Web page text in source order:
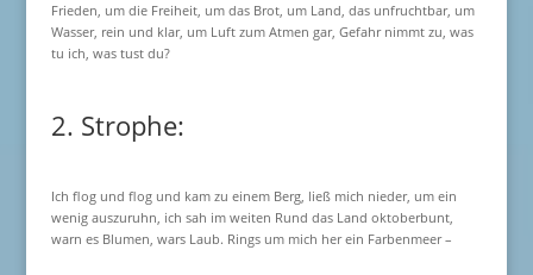
Frieden, um die Freiheit, um das Brot, um Land, das unfruchtbar, um
Wasser, rein und klar, um Luft zum Atmen gar, Gefahr nimmt zu, was
tu ich, was tust du?
2. Strophe:
Ich flog und flog und kam zu einem Berg, ließ mich nieder, um ein
wenig auszuruhn, ich sah im weiten Rund das Land oktoberbunt,
warn es Blumen, wars Laub. Rings um mich her ein Farbenmeer –